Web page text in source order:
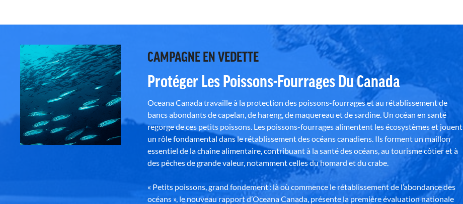
CAMPAGNE EN VEDETTE
Protéger Les Poissons-Fourrages Du Canada
Oceana Canada travaille à la protection des poissons-fourrages et au rétablissement de
bancs abondants de capelan, de hareng, de maquereau et de sardine. Un océan en santé
regorge de ces petits poissons. Les poissons-fourrages alimentent les écosystèmes et jouent
un rôle fondamental dans le rétablissement des océans canadiens. Ils forment un maillon
essentiel de la chaîne alimentaire, contribuant à la santé des océans, au tourisme côtier et à
des pêches de grande valeur, notamment celles du homard et du crabe.
« Petits poissons, grand fondement : là où commence le rétablissement de l’abondance des
océans », le nouveau rapport d’Oceana Canada, présente la première évaluation nationale